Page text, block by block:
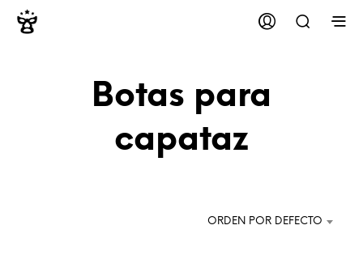
Botas para
capataz
ORDEN POR DEFECTO